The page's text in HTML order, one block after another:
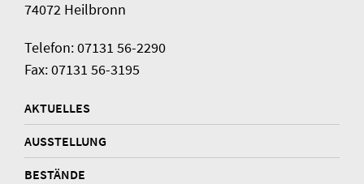
74072 Heilbronn
Telefon: 07131 56-2290
Fax: 07131 56-3195
AKTUELLES
AUSSTELLUNG
BESTÄNDE